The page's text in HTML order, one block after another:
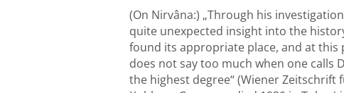
(On Nirvâna:) „Through his
quite unexpected insight into the
found its appropriate place, and at this
does not say too much when one calls
the highest degree“ (Wiener Zeitschrift